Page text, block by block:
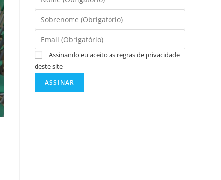
Assinando eu aceito as regras de privacidade
deste site